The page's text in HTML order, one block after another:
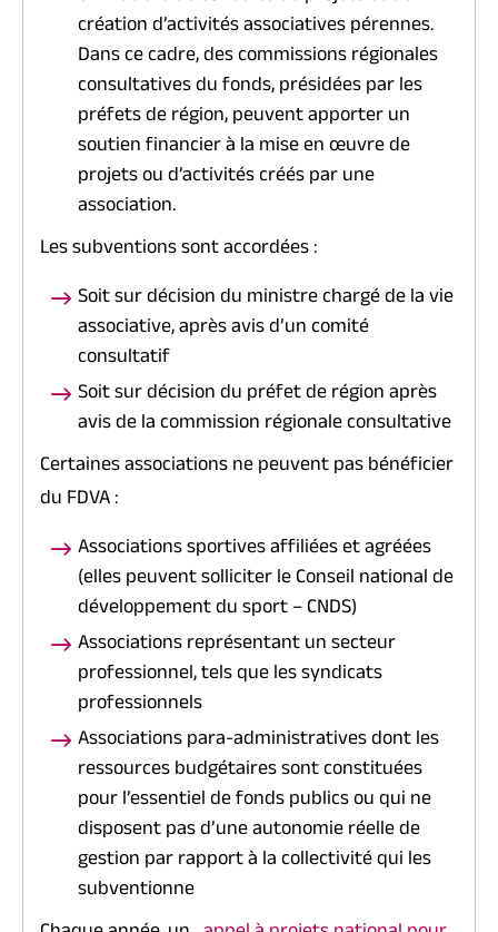
création d’activités associatives pérennes.
Dans ce cadre, des commissions régionales
consultatives du fonds, présidées par les
préfets de région, peuvent apporter un
soutien financier à la mise en œuvre de
projets ou d’activités créés par une
association.
Les subventions sont accordées :
Soit sur décision du ministre chargé de la vie
associative, après avis d’un comité
consultatif
Soit sur décision du préfet de région après
avis de la commission régionale consultative
Certaines associations ne peuvent pas bénéficier
du FDVA :
Associations sportives affiliées et agréées
(elles peuvent solliciter le Conseil national de
développement du sport – CNDS)
Associations représentant un secteur
professionnel, tels que les syndicats
professionnels
Associationspara-administrativesdont les
ressources budgétaires sont constituées
pour l’essentiel de fonds publics ou qui ne
disposent pas d’une autonomie réelle de
gestion par rapport à la collectivité qui les
subventionne